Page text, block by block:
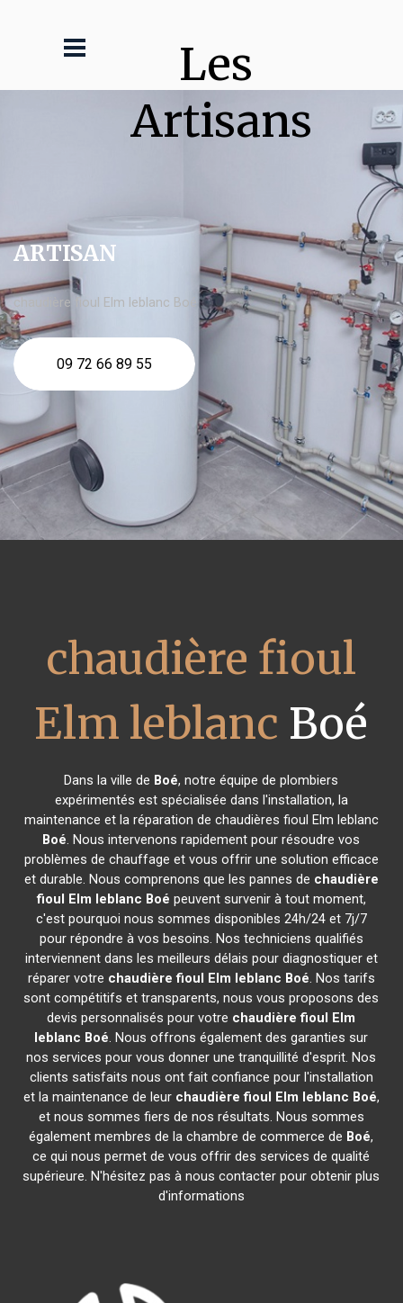
Les
Artisans
ARTISAN
chaudière fioul Elm leblanc Boé
09 72 66 89 55
chaudière fioul
Elm leblanc Boé
Dans la ville de Boé, notre équipe de plombiers
expérimentés est spécialisée dans l'installation, la
maintenance et la réparation de chaudières fioul Elm leblanc
Boé. Nous intervenons rapidement pour résoudre vos
problèmes de chauffage et vous offrir une solution efficace
et durable. Nous comprenons que les pannes de chaudière
fioul Elm leblanc Boé peuvent survenir à tout moment,
c'est pourquoi nous sommes disponibles 24h/24 et 7j/7
pour répondre à vos besoins. Nos techniciens qualifiés
interviennent dans les meilleurs délais pour diagnostiquer et
réparer votre chaudière fioul Elm leblanc Boé. Nos tarifs
sont compétitifs et transparents, nous vous proposons des
devis personnalisés pour votre chaudière fioul Elm
leblanc Boé. Nous offrons également des garanties sur
nos services pour vous donner une tranquillité d'esprit. Nos
clients satisfaits nous ont fait confiance pour l'installation
et la maintenance de leur chaudière fioul Elm leblanc Boé,
et nous sommes fiers de nos résultats. Nous sommes
également membres de la chambre de commerce de Boé,
ce qui nous permet de vous offrir des services de qualité
supérieure. N'hésitez pas à nous contacter pour obtenir plus
d'informations